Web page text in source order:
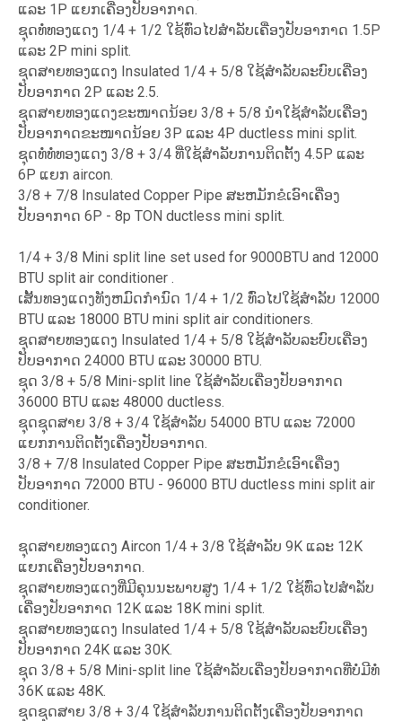
ແລະ 1P ແຍກເຄື່ອງປັບອາກາດ.
ຊຸດທໍ່ທອງແດງ 1/4 + 1/2 ໃຊ້ທົ່ວໄປສໍາລັບເຄື່ອງປັບອາກາດ 1.5P
ແລະ 2P mini split.
ຊຸດສາຍທອງແດງ Insulated 1/4 + 5/8 ໃຊ້ສໍາລັບລະບົບເຄື່ອງ
ປັບອາກາດ 2P ແລະ 2.5.
ຊຸດສາຍທອງແດງຂະໜາດນ້ອຍ 3/8 + 5/8 ນຳໃຊ້ສຳລັບເຄື່ອງ
ປັບອາກາດຂະໜາດນ້ອຍ 3P ແລະ 4P ductless mini split.
ຊຸດທໍ່ທໍ່ທອງແດງ 3/8 + 3/4 ທີ່ໃຊ້ສໍາລັບການຕິດຕັ້ງ 4.5P ແລະ
6P ແຍກ aircon.
3/8 + 7/8 Insulated Copper Pipe ສະຫມັກຂໍເອົາເຄື່ອງ
ປັບອາກາດ 6P - 8p TON ductless mini split.
1/4 + 3/8 Mini split line set used for 9000BTU and 12000
BTU split air conditioner .
ເສັ້ນທອງແດງທັງຫມົດກໍານົດ 1/4 + 1/2 ທົ່ວໄປໃຊ້ສໍາລັບ 12000
BTU ແລະ 18000 BTU mini split air conditioners.
ຊຸດສາຍທອງແດງ Insulated 1/4 + 5/8 ໃຊ້ສໍາລັບລະບົບເຄື່ອງ
ປັບອາກາດ 24000 BTU ແລະ 30000 BTU.
ຊຸດ 3/8 + 5/8 Mini-split line ໃຊ້ສໍາລັບເຄື່ອງປັບອາກາດ
36000 BTU ແລະ 48000 ductless.
ຊຸດຊຸດສາຍ 3/8 + 3/4 ໃຊ້ສໍາລັບ 54000 BTU ແລະ 72000
ແຍກການຕິດຕັ້ງເຄື່ອງປັບອາກາດ.
3/8 + 7/8 Insulated Copper Pipe ສະຫມັກຂໍເອົາເຄື່ອງ
ປັບອາກາດ 72000 BTU - 96000 BTU ductless mini split air
conditioner.
ຊຸດສາຍທອງແດງ Aircon 1/4 + 3/8 ໃຊ້ສໍາລັບ 9K ແລະ 12K
ແຍກເຄື່ອງປັບອາກາດ.
ຊຸດສາຍທອງແດງທີ່ມີຄຸນນະພາບສູງ 1/4 + 1/2 ໃຊ້ທົ່ວໄປສໍາລັບ
ເຄື່ອງປັບອາກາດ 12K ແລະ 18K mini split.
ຊຸດສາຍທອງແດງ Insulated 1/4 + 5/8 ໃຊ້ສໍາລັບລະບົບເຄື່ອງ
ປັບອາກາດ 24K ແລະ 30K.
ຊຸດ 3/8 + 5/8 Mini-split line ໃຊ້ສໍາລັບເຄື່ອງປັບອາກາດທີ່ບໍ່ມີທໍ່
36K ແລະ 48K.
ຊຸດຊຸດສາຍ 3/8 + 3/4 ໃຊ້ສໍາລັບການຕິດຕັ້ງເຄື່ອງປັບອາກາດ